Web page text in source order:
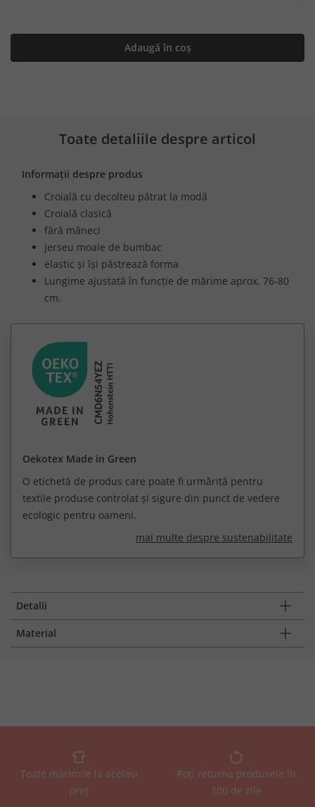
Adaugă în coș
Toate detaliile despre articol
Informații despre produs
Croială cu decolteu pătrat la modă
Croială clasică
fără mâneci
jerseu moale de bumbac
elastic și își păstrează forma
Lungime ajustată în funcție de mărime aprox. 76-80
cm.
Oekotex Made in Green
O etichetă de produs care poate fi urmărită pentru
textile produse controlat și sigure din punct de vedere
ecologic pentru oameni.
mai multe despre sustenabilitate
Detalii
Material
Toate mărimile la același
preț
Poți returna produsele în
100 de zile